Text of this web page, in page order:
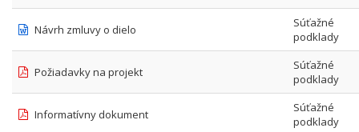
Návrh zmluvy o dielo
Súťažné
podklady
Požiadavky na projekt
Súťažné
podklady
Informatívny dokument
Súťažné
podklady